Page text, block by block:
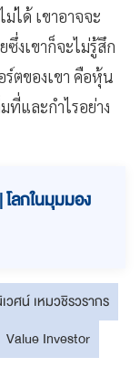
ได้ เขาอาจจะ
งเขาก็จะไม่รู้สึก
ตของเขา คือหุ้น
ที่และกำไรอย่าง
โลกในมุมมอง
วศน์ เหมวชิรวรากร
Value Investor